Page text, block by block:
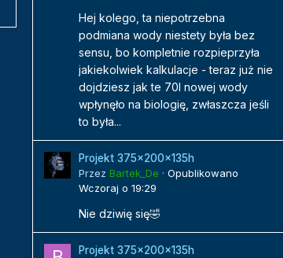
Hej kolego, ta niepotrzebna
podmiana wody niestety była bez
sensu, bo kompletnie rozpieprzyła
jakiekolwiek kalkulacje - teraz już nie
dojdziesz jak te 70l nowej wody
wpłynęło na biologię, zwłaszcza jeśli
to była...
Projekt 375x200x135h
Przez Bartek_De · Opublikowano
Wczoraj o 19:29
Nie dziwię się🤣
Projekt 375x200x135h